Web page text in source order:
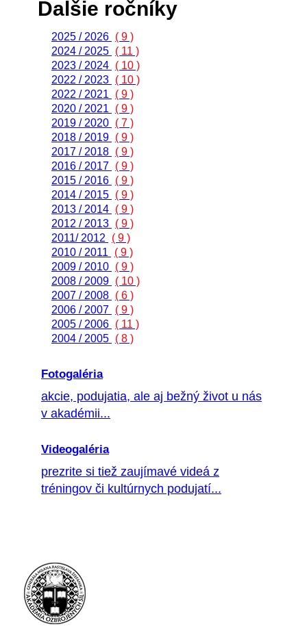
Ďalšie ročníky
2025 / 2026 ( 9 )
2024 / 2025 ( 11 )
2023 / 2024 ( 10 )
2022 / 2023 ( 10 )
2022 / 2021
( 9 )
2020 / 2021
( 9 )
2019 / 2020 ( 7 )
2018 / 2019 ( 9 )
2017 / 2018 ( 9 )
2016 / 2017 ( 9 )
2015 / 2016 ( 9 )
2014 / 2015 ( 9 )
2013 / 2014 ( 9 )
2012 / 2013 ( 9 )
2011/ 2012
( 9 )
2010 / 2011
( 9 )
2009 / 2010 ( 9 )
2008 / 2009 ( 10 )
2007 / 2008 ( 6 )
2006 / 2007 ( 9 )
2005 / 2006 ( 11 )
2004 / 2005 ( 8 )
Fotogaléria
akcie, podujatia, ale aj bežný život u nás
v akadémii...
Videogaléria
prezrite si tiež zaujímavé videá z
tréningov či kultúrnych podujatí...